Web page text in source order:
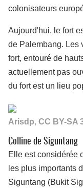
colonisateurs
Aujourd'hui, le fort
de Palembang. Les
fort, entouré de
actuellement pas
du fort est un lieu
Arisdp, CC BY-SA
Colline de Siguntang
Elle est considérée
les plus importants
Siguntang (Bukit